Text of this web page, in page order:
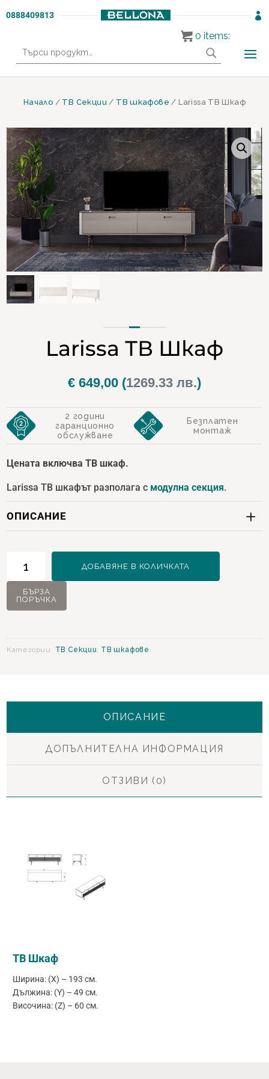
0888409813 
за:
Начало / ТВ Секции/ ТВ шкафове / Larissa ТВ Шкаф
Larissa ТВ Шкаф
€ 649,00 (1269.33 лв.)
2 години
гаранционно
обслужване
Безплатен
монтаж
Цената включва ТВ шкаф.
Larissa ТВ шкафът разполага с модулна секция.
ОПИСАНИЕ
Larissa
ТВ
ДОБАВЯНЕ В КОЛИЧКАТА
БЪРЗА
ПОРЪЧКА
Категории: ТВ Секции, ТВ шкафове
ОПИСАНИЕ
ДОПЪЛНИТЕЛНА ИНФОРМАЦИЯ
ОТЗИВИ (0)
ТВ Шкаф
Ширина: (X) – 193 см.
Дължина: (Y) – 49 см.
Височина: (Z) – 60 см.
0 items: